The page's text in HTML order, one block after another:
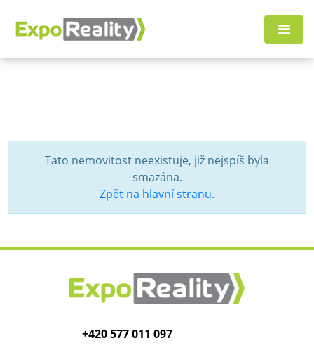
Tato nemovitost neexistuje, již nejspíš byla
smazána.
Zpět na hlavní stranu.
+420 577 011 097